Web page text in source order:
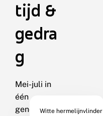
tijd &
gedra
g
Mei-juli in
één
generatie.Witte hermelijnvlinder